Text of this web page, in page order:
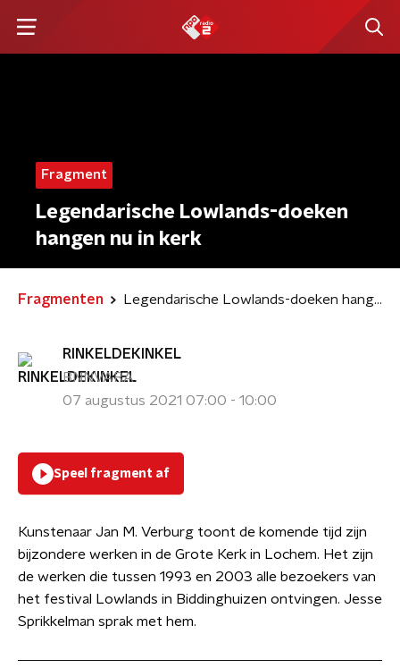
Fragment
Legendarische Lowlands-doeken
hangen nu in kerk
Fragmenten Legendarische Lowlands-doeken hangen nu in kerk
RINKELDEKINKEL
BNNVARA
07 augustus 2021 07:00 - 10:00
Speel fragment af
Kunstenaar Jan M. Verburg toont de komende tijd zijn
bijzondere werken in de Grote Kerk in Lochem. Het zijn
de werken die tussen 1993 en 2003 alle bezoekers van
het festival Lowlands in Biddinghuizen ontvingen. Jesse
Sprikkelman sprak met hem.